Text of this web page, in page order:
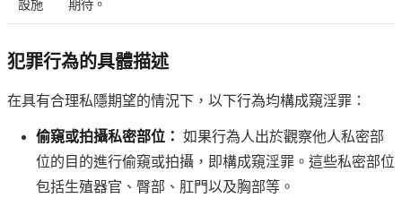
設施 期待。
犯罪行為的具體描述
在具有合理私隱期望的情況下，以下行為均構成窺淫罪：
偷窺或拍攝私密部位： 如果行為人出於觀察他人私密部
位的目的進行偷窺或拍攝，即構成窺淫罪。這些私密部位
包括生殖器官、臀部、肛門以及胸部等。